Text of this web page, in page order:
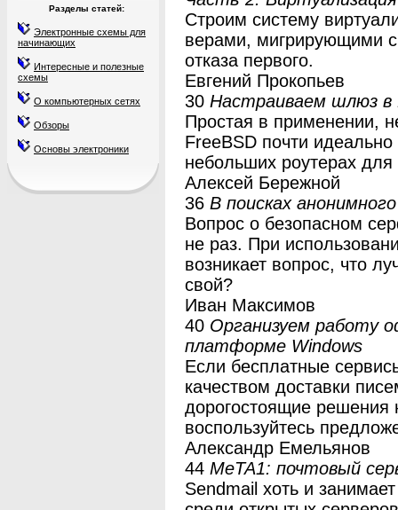
Разделы статей:
Электронные схемы для
начинающих
Интересные и полезные
схемы
О компьютерных сетях
Обзоры
Основы электроники
Строим систему
верами, мигрирующими с
отказа первого.
Евгений Прокопьев
30 Настраиваем шлюз в
Простая в применении,
FreeBSD почти
небольших роутерах
Алексей Бережной
36 В поисках
Вопрос о безопасном
не раз. При
возникает вопрос, что
свой?
Иван Максимов
40 Организуем работу
платформе Windows
Если бесплатные
качеством доставки
дорогостоящие решения
воспользуйтесь
Александр Емельянов
44 МеТА1: почтовый
Sendmail хоть и